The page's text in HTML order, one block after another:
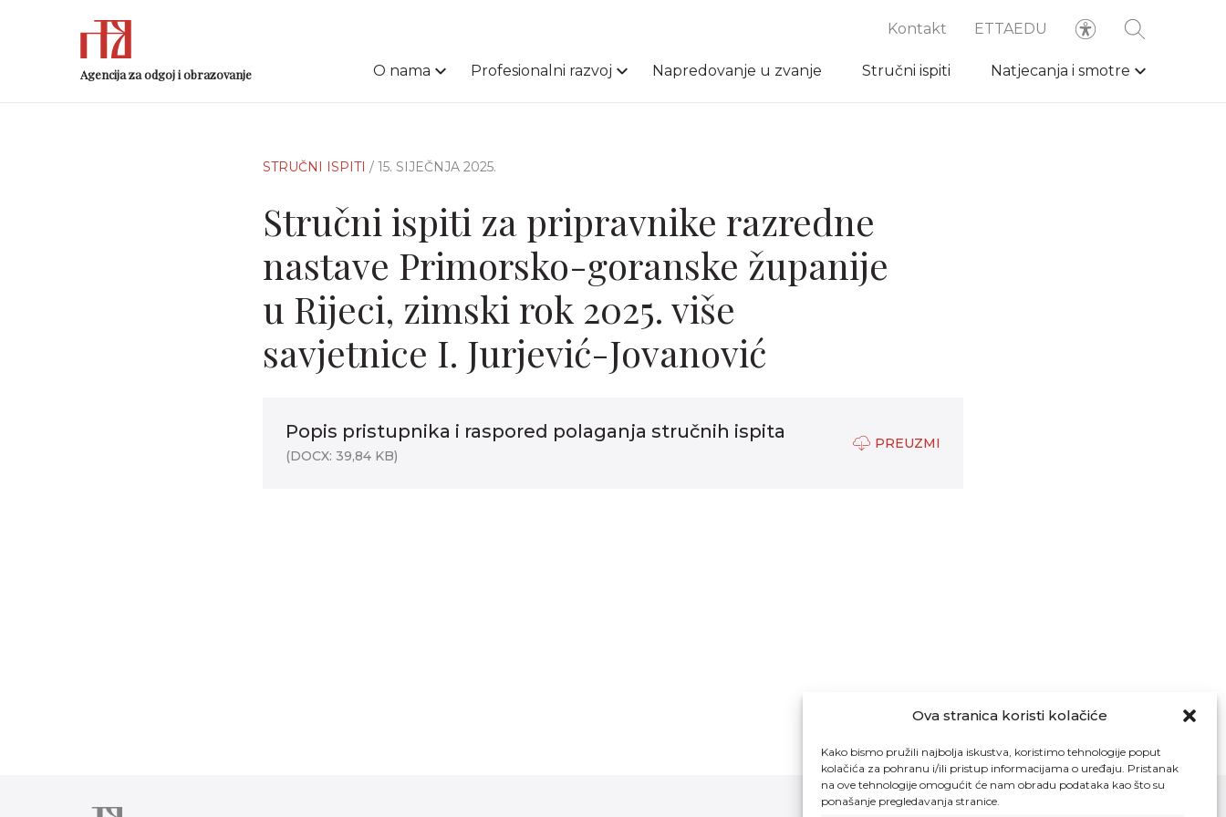
Ova stranica koristi kolačiće
Kako bismo pružili najbolja iskustva, koristimo tehnologije poput
kolačića za pohranu i/ili pristup informacijama o uređaju. Pristanak
na ove tehnologije omogućit će nam obradu podataka kao što su
ponašanje pregledavanja stranice.
Agencija za odgoj i obrazovanje
Kontakt ETTAEDU
O nama Profesionalni razvoj Napredovanje u zvanje Stručni ispiti Natjecanja i smotre
STRUČNI ISPITI / 15. SIJEČNJA 2025.
Stručni ispiti za pripravnike razredne
nastave Primorsko-goranske županije
u Rijeci, zimski rok 2025. više
savjetnice I. Jurjević-Jovanović
Popis pristupnika i raspored polaganja stručnih ispita
(DOCX: 39,84 KB)
PREUZMI